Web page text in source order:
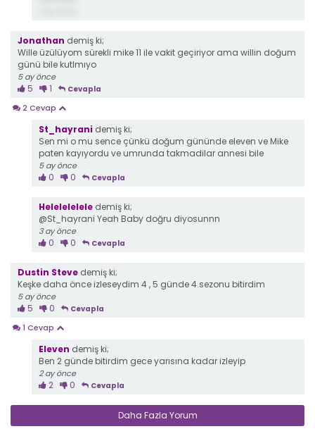
Jonathan demiş ki;
Wille üzülüyom sürekli mike 11 ile vakit geçiriyor ama willin doğum
günü bile kutlmıyo
5 ay önce
5 1 Cevapla
2 Cevap
St_hayrani demiş ki;
Sen mi o mu sence çünkü doğum gününde eleven ve Mike
paten kayıyordu ve umrunda takmadilar annesi bile
5 ay önce
0 0 Cevapla
Helelelelele demiş ki;
@St_hayrani Yeah Baby doğru diyosunnn
3 ay önce
0 0 Cevapla
Dustin Steve demiş ki;
Keşke daha önce izleseydim 4 , 5 günde 4.sezonu bitirdim
5 ay önce
5 0 Cevapla
1 Cevap
Eleven demiş ki;
Ben 2 günde bitirdim gece yarısına kadar izleyip
2 ay önce
2 0 Cevapla
Daha Fazla Yorum